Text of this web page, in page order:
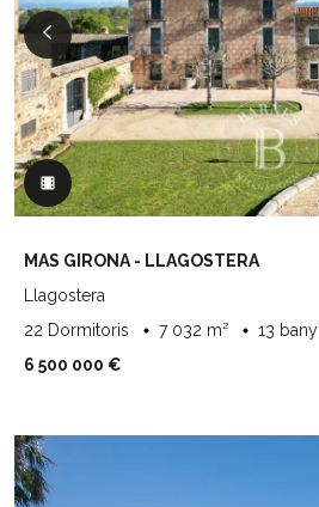
MAS GIRONA - LLAGOSTERA
Llagostera
22 Dormitoris
7 032 m²
13 bany
6 500 000 €